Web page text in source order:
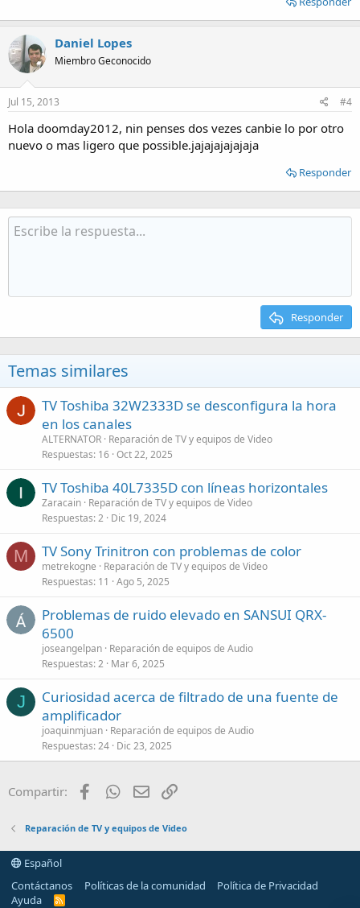
Daniel Lopes
Miembro Geconocido
Jul 15, 2013 #4
Hola doomday2012, nin penses dos vezes canbie lo por otro
nuevo o mas ligero que possible.jajajajajajaja
Responder
Responder
Temas similares
TV Toshiba 32W2333D se desconfigura la hora
en los canales
ALTERNATOR Reparación de TV y equipos de Video
Respuestas 16 Oct 22, 2025
TV Toshiba 40L7335D con líneas horizontales
Zaracain Reparación de TV y equipos de Video
Respuestas 2 Dic 19, 2024
M TV Sony Trinitron con problemas de color
metrekogne
Reparación de TV y equipos de Video
Respuestas 11 Ago 5, 2025
Problemas de ruido elevado en SANSUI QRX-
6500
joseangelpan Reparación de equipos de Audio
Respuestas 2 Mar 6, 2025
J
Curiosidad acerca de filtrado de una fuente de
amplificador
joaquinmjuan Reparación de equipos de Audio
Respuestas 24 Dic 23, 2025
Compartir: FacebookWhatsApp
Email
Reparación de TV y equipos de Video
Español
Contáctanos
Políticas de la comunidad
Política de Privacidad
Ayuda
R